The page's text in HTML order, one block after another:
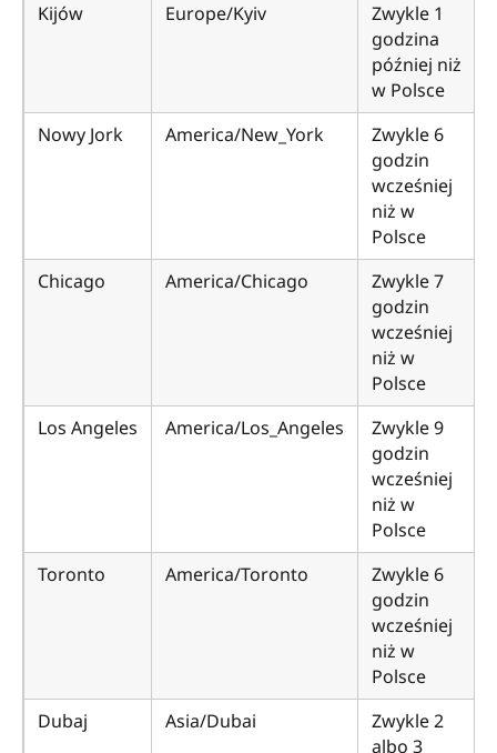
Kijów Europe/Kyiv
Zwykle 1
godzina
później niż
w Polsce
Nowy Jork America/New_York
Zwykle 6
godzin
wcześniej
niż w
Polsce
Chicago America/Chicago
Zwykle 7
godzin
wcześniej
niż w
Polsce
Los Angeles America/Los_Angeles
Zwykle 9
godzin
wcześniej
niż w
Polsce
Toronto
America/Toronto
Zwykle 6
godzin
wcześniej
niż w
Polsce
Dubaj Asia/Dubai
Zwykle 2
albo 3